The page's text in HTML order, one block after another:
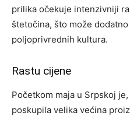
prilika očekuje intenzivniji
štetočina, što može
poljoprivrednih kultura.
Rastu cijene
Početkom maja u Srpskoj
poskupila velika većina